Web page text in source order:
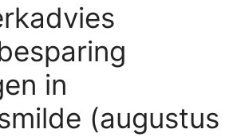
in
(augustus